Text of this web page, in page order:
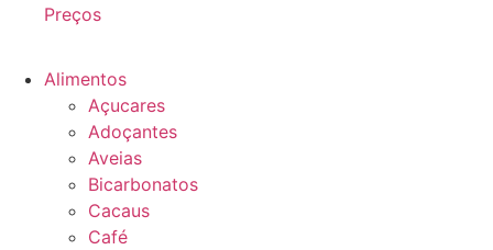
Preços
Alimentos
Açucares
Adoçantes
Aveias
Bicarbonatos
Cacaus
Café